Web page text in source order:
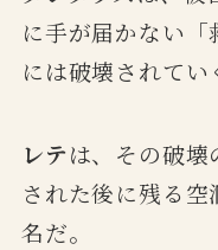
に手が届かない
には破壊されてい
レテは、その破壊
された後に残る
名だ。